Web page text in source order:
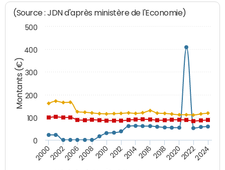
Montants (€)
(Source : JDN d'après ministère de l'Economie)
200020022006200820102012201420162018202020222024
0
100
200
300
400
500